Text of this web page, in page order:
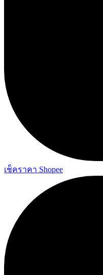
เช็คราคา Shopee